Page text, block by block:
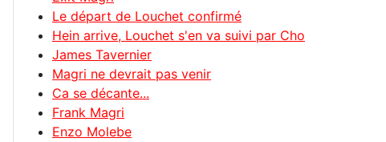
Le départ de Louchet confirmé
Hein arrive, Louchet s'en va suivi par Cho
James Tavernier
Magri ne devrait pas venir
Ca se décante...
Frank Magri
Enzo Molebe